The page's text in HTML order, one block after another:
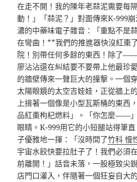
在走不開！我的陳年老蒜泥需要每
動！」「蒜泥？」對面傳來K-999
濃的中藥味電子雜音：「重點不是
在彎曲！**我們的推進器快沒紅棗
院！別帶任何多餘的東西！除了
廖沾沾還在糾結要不要帶上他最珍
的牆壁傳來一聲巨大的撞擊。一個
太陽眼鏡的太空吉娃娃，正從牆上
上揹著一個像是小型瓦斯桶的東西
品紅棗枸杞燃料」。「你怎麼——
眼睛。K-999用它的小短腿站得筆
子優雅地一揮：「沒時間了竹科 慢
宇宙水餃快要拉肚子了！我們必須
前離開！」話音未落，一股極致尖
店門口灌入，伴隨著一個狂妄自大